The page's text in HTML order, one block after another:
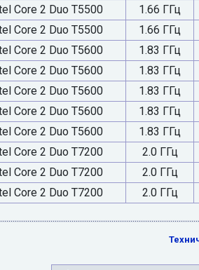
Core 2 Duo T5500 1.66 ГГц
Core 2 Duo T5500 1.66 ГГц
Core 2 Duo T5600 1.83 ГГц
Core 2 Duo T5600 1.83 ГГц
Core 2 Duo T5600 1.83 ГГц
Core 2 Duo T5600 1.83 ГГц
Core 2 Duo T5600 1.83 ГГц
Core 2 Duo T7200 2.0 ГГц
Core 2 Duo T7200 2.0 ГГц
Core 2 Duo T7200 2.0 ГГц